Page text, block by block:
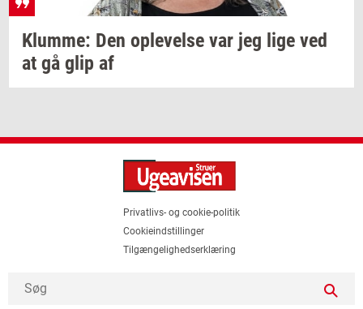
Klum­me: Den op­le­vel­se var jeg lige ved
at gå glip af
Privatlivs- og cookie-politik
Cookieindstillinger
Tilgængelighedserklæring